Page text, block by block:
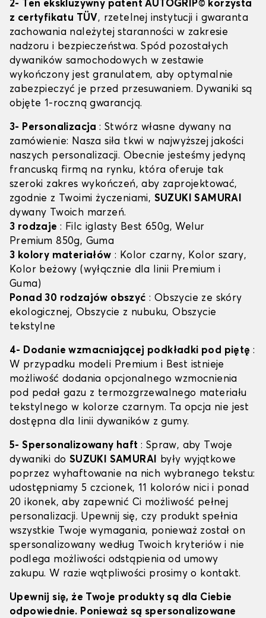
2- Ten ekskluzywny patent AUTOGRIP© korzysta
z certyfikatu TÜV, rzetelnej instytucji i gwaranta
zachowania należytej staranności w zakresie
nadzoru i bezpieczeństwa. Spód pozostałych
dywaników samochodowych w zestawie
wykończony jest granulatem, aby optymalnie
zabezpieczyć je przed przesuwaniem. Dywaniki są
objęte 1-roczną gwarancją.
3- Personalizacja: Stwórz własne dywany na
zamówienie: Nasza siła tkwi w najwyższej jakości
naszych personalizacji. Obecnie jesteśmy jedyną
francuską firmą na rynku, która oferuje tak
szeroki zakres wykończeń, aby zaprojektować,
zgodnie z Twoimi życzeniami, SUZUKI SAMURAI
dywany Twoich marzeń.
3 rodzaje : Filc iglasty Best 650g, Welur
Premium 850g, Guma
3 kolory materiałów : Kolor czarny, Kolor szary,
Kolor beżowy (wyłącznie dla linii Premium i
Guma)
Ponad 30 rodzajów obszyć : Obszycie ze skóry
ekologicznej, Obszycie z nubuku, Obszycie
tekstylne
4- Dodanie wzmacniającej podkładki pod piętę :
W przypadku modeli Premium i Best istnieje
możliwość dodania opcjonalnego wzmocnienia
pod pedał gazu z termozgrzewalnego materiału
tekstylnego w kolorze czarnym. Ta opcja nie jest
dostępna dla linii dywaników z gumy.
5- Spersonalizowany haft : Spraw, aby Twoje
dywaniki do SUZUKI SAMURAI były wyjątkowe
poprzez wyhaftowanie na nich wybranego tekstu:
udostępniamy 5 czcionek, 11 kolorów nici i ponad
20 ikonek, aby zapewnić Ci możliwość pełnej
personalizacji. Upewnij się, czy produkt spełnia
wszystkie Twoje wymagania, ponieważ został on
spersonalizowany według Twoich kryteriów i nie
podlega możliwości odstąpienia od umowy
zakupu. W razie wątpliwości prosimy o kontakt.
Upewnij się, że Twoje produkty są dla Ciebie
odpowiednie. Ponieważ są spersonalizowane